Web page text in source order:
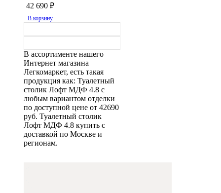
42 690 ₽
В корзину
В ассортименте нашего
Интернет магазина
Легкомаркет, есть такая
продукция как: Туалетный
столик Лофт МДФ 4.8 с
любым вариантом отделки
по доступной цене от 42690
руб. Туалетный столик
Лофт МДФ 4.8 купить с
доставкой по Москве и
регионам.